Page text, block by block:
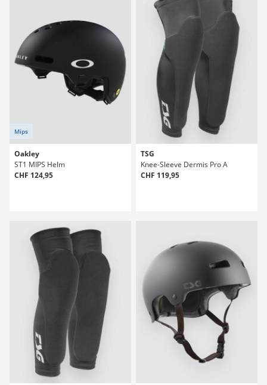
Mips
Oakley
ST1 MIPS Helm
CHF 124,95
TSG
Knee-Sleeve Dermis Pro A
CHF 119,95